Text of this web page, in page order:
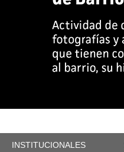
INSTITUCIONALES